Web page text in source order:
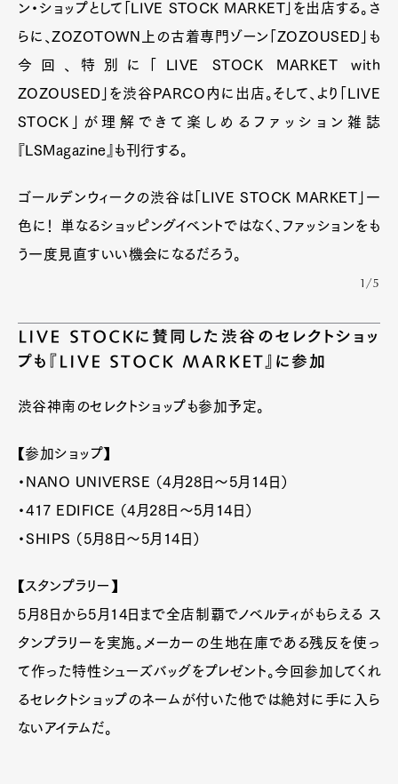
ン・ショップとして「LIVE STOCK MARKET」を出店する。さ
らに、ZOZOTOWN上の古着専門ゾーン「ZOZOUSED」も
今回、特別に「LIVE STOCK MARKET with
ZOZOUSED」を渋谷PARCO内に出店。そして、より「LIVE
STOCK」が理解できて楽しめるファッション雑誌
『LSMagazine』も刊行する。
ゴールデンウィークの渋谷は「LIVE STOCK MARKET」一
色に！ 単なるショッピングイベントではなく、ファッションをも
う一度見直すいい機会になるだろう。
1/5
LIVE STOCKに賛同した渋谷のセレクトショッ
プも『LIVE STOCK MARKET』に参加
渋谷神南のセレクトショップも参加予定。
【参加ショップ】
・NANO UNIVERSE （4月28日～5月14日）
・417 EDIFICE （4月28日～5月14日）
・SHIPS （5月8日～5月14日）
【スタンプラリー】
5月8日から5月14日まで全店制覇でノベルティがもらえる ス
タンプラリーを実施。メーカーの生地在庫である残反を使っ
て作った特性シューズバッグをプレゼント。今回参加してくれ
るセレクトショップのネームが付いた他では絶対に手に入ら
ないアイテムだ。